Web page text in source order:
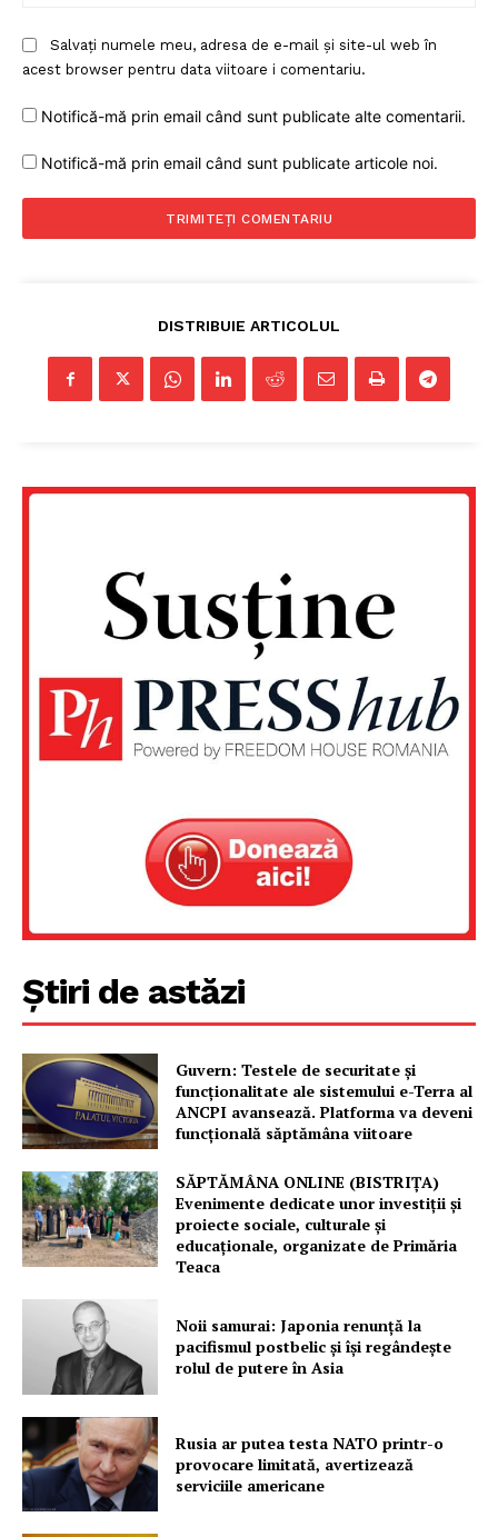
Salvați numele meu, adresa de e-mail și site-ul web în
acest browser pentru data viitoare i comentariu.
Notifică-mă prin email când sunt publicate alte comentarii.
Notifică-mă prin email când sunt publicate articole noi.
DISTRIBUIE ARTICOLUL
Știri de astăzi
Guvern: Testele de securitate și
funcționalitate ale sistemului e-Terra al
ANCPI avansează. Platforma va deveni
funcțională săptămâna viitoare
SĂPTĂMÂNA ONLINE (BISTRIȚA)
Evenimente dedicate unor investiții și
proiecte sociale, culturale și
educaționale, organizate de Primăria
Teaca
Noii samurai: Japonia renunță la
pacifismul postbelic și își regândește
rolul de putere în Asia
Rusia ar putea testa NATO printr-o
provocare limitată, avertizează
serviciile americane